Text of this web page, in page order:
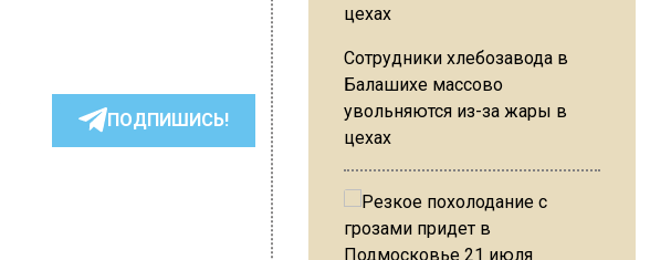
ПОДПИШИСЬ!
Сотрудники хлебозавода в
Балашихе массово
увольняются из-за жары в
цехах